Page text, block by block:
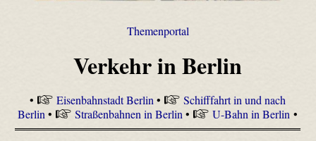
Themenportal
Verkehr in Berlin
• Eisenbahnstadt Berlin •
Schifffahrt in und nach
Berlin • Straßenbahnen in Berlin • U-Bahn in Berlin •